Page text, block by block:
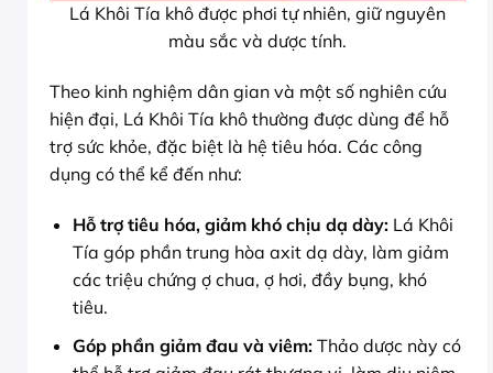
Lá Khôi Tía khô được phơi tự nhiên, giữ nguyên
màu sắc và dược tính.
Theo kinh nghiệm dân gian và một số nghiên cứu
hiện đại, Lá Khôi Tía khô thường được dùng để hỗ
trợ sức khỏe, đặc biệt là hệ tiêu hóa. Các công
dụng có thể kể đến như:
Hỗ trợ tiêu hóa, giảm khó chịu dạ dày:Lá Khôi
Tía góp phần trung hòa axit dạ dày, làm giảm
các triệu chứng ợ chua, ợ hơi, đầy bụng, khó
tiêu.
Góp phần giảm đau và viêm:Thảo dược này có